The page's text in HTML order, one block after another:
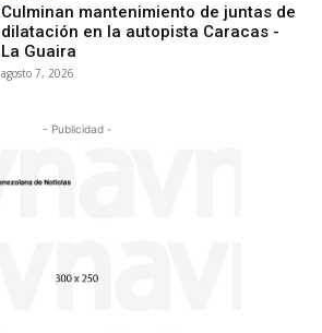
Culminan mantenimiento de juntas de
dilatación en la autopista Caracas -
La Guaira
agosto 7, 2026
- Publicidad -